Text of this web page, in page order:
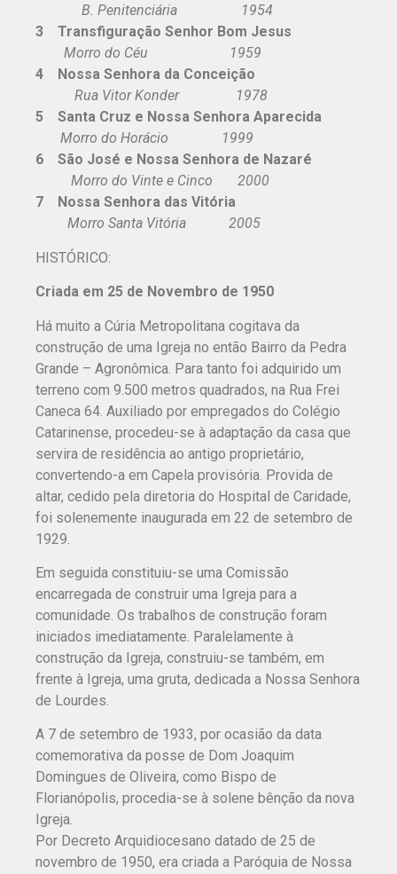
B. Penitenciária 1954
3 Transfiguração Senhor Bom Jesus
Morro do Céu 1959
4 Nossa Senhora da Conceição
Rua Vitor Konder 1978
5 Santa Cruz e Nossa Senhora Aparecida
Morro do Horácio 1999
6 São José e Nossa Senhora de Nazaré
Morro do Vinte e Cinco 2000
7 Nossa Senhora das Vitória
Morro Santa Vitória 2005
HISTÓRICO:
Criada em 25 de Novembro de 1950
Há muito a Cúria Metropolitana cogitava da
construção de uma Igreja no então Bairro da Pedra
Grande – Agronômica. Para tanto foi adquirido um
terreno com 9.500 metros quadrados, na Rua Frei
Caneca 64. Auxiliado por empregados do Colégio
Catarinense, procedeu-se à adaptação da casa que
servira de residência ao antigo proprietário,
convertendo-a em Capela provisória. Provida de
altar, cedido pela diretoria do Hospital de Caridade,
foi solenemente inaugurada em 22 de setembro de
1929.
Em seguida constituiu-se uma Comissão
encarregada de construir uma Igreja para a
comunidade. Os trabalhos de construção foram
iniciados imediatamente. Paralelamente à
construção da Igreja, construiu-se também, em
frente à Igreja, uma gruta, dedicada a Nossa Senhora
de Lourdes.
A 7 de setembro de 1933, por ocasião da data
comemorativa da posse de Dom Joaquim
Domingues de Oliveira, como Bispo de
Florianópolis, procedia-se à solene bênção da nova
Igreja.
Por Decreto Arquidiocesano datado de 25 de
novembro de 1950, era criada a Paróquia de Nossa